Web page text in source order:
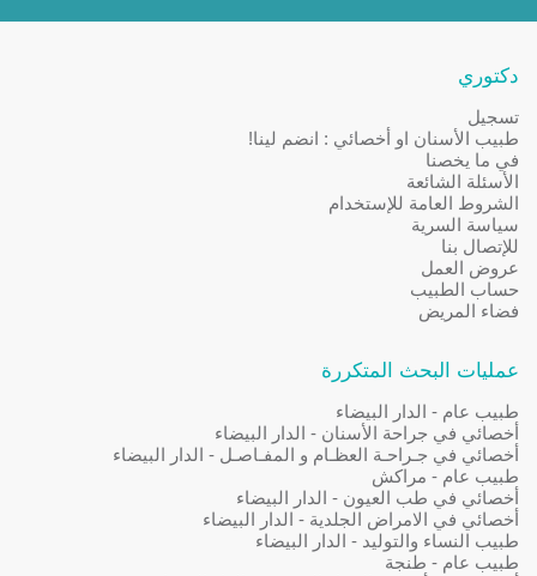
دكتوري
تسجيل
طبيب الأسنان او أخصائي : انضم لينا!
في ما يخصنا
الأسئلة الشائعة
الشروط العامة للإستخدام
سياسة السرية
للإتصال بنا
عروض العمل
حساب الطبيب
فضاء المريض
عمليات البحث المتكررة
طبيب عام - الدار البيضاء
أخصائي في جراحة الأسنان - الدار البيضاء
أخصائي في جـراحـة العظـام و المفـاصـل - الدار البيضاء
طبيب عام - مراكش
أخصائي في طب العيون - الدار البيضاء
أخصائي في الامراض الجلدية - الدار البيضاء
طبيب النساء والتوليد - الدار البيضاء
طبيب عام - طنجة